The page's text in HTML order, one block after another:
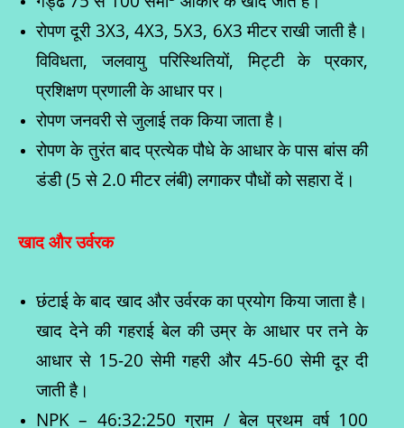
रोपण दूरी 3X3, 4X3, 5X3, 6X3 मीटर राखी जाती है।
विविधता, जलवायु परिस्थितियों, मिट्टी के प्रकार,
प्रशिक्षण प्रणाली के आधार पर।
रोपण जनवरी से जुलाई तक किया जाता है।
रोपण के तुरंत बाद प्रत्येक पौधे के आधार के पास बांस की
डंडी (5 से 2.0 मीटर लंबी) लगाकर पौधों को सहारा दें।
खाद और उर्वरक
छंटाई के बाद खाद और उर्वरक का प्रयोग किया जाता है।
खाद देने की गहराई बेल की उम्र के आधार पर तने के
आधार से 15-20 सेमी गहरी और 45-60 सेमी दूर दी
जाती है।
NPK – 46:32:250 ग्राम / बेल प्रथम वर्ष 100